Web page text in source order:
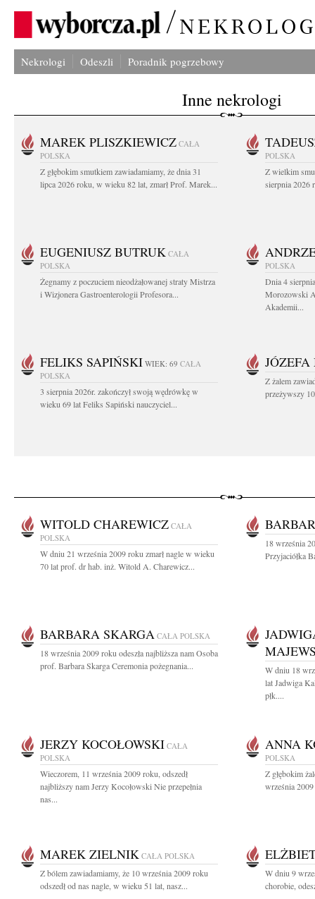
Nekrologi Odeszli Poradnik pogrzebowy
Inne nekrologi
MAREK PLISZKIEWICZ CAŁA
POLSKA
Z głębokim smutkiem zawiadamiamy, że dnia 31
lipca 2026 roku, w wieku 82 lat, zmarł Prof. Marek...
POLSKA
Z wielkim
sierpnia 2026
EUGENIUSZ BUTRUK CAŁA
POLSKA
Żegnamy z poczuciem nieodżałowanej straty Mistrza
i Wizjonera Gastroenterologii Profesora...
POLSKA
Dnia 4
Morozowski
Akademii...
FELIKS SAPIŃSKI WIEK: 69 CAŁA
POLSKA
3 sierpnia 2026r. zakończył swoją wędrówkę w
wieku 69 lat Feliks Sapiński nauczyciel...
Z żalem
przeżywszy
WITOLD CHAREWICZ CAŁA
POLSKA
W dniu 21 września 2009 roku zmarł nagle w wieku
70 lat prof. dr hab. inż. Witold A. Charewicz...
18 września
Przyjaciółka
BARBARA SKARGA CAŁA POLSKA
18 września 2009 roku odeszła najbliższa nam Osoba
prof. Barbara Skarga Ceremonia pożegnania...
W dniu 18
lat Jadwiga
płk....
JERZY KOCOŁOWSKI CAŁA
POLSKA
Wieczorem, 11 września 2009 roku, odszedł
najbliższy nam Jerzy Kocołowski Nie przepełnia
nas...
ANNA
POLSKA
Z głębokim
września
MAREK ZIELNIK CAŁA POLSKA
Z bólem zawiadamiamy, że 10 września 2009 roku
odszedł od nas nagle, w wieku 51 lat, nasz...
W dniu 9
chorobie,